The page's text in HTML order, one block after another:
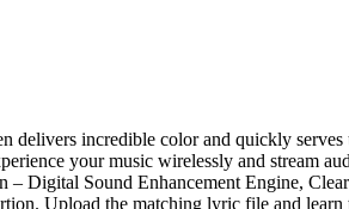
incredible color and quickly
your music wirelessly and stream
Digital Sound Enhancement Engine,
Upload the matching lyric file and